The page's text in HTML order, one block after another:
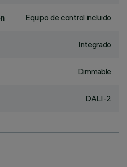
Equipo de control incluido
Integrado
Dimmable
DALI-2